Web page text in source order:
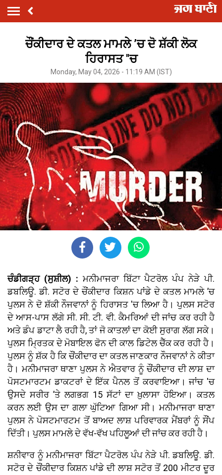
ਚੌਂਕੀਦਾਰ ਦੇ ਕਤਲ ਮਾਮਲੇ ’ਚ ਦੋ ਸ਼ੱਕੀ ਲੋਕ
ਹਿਰਾਸਤ ''ਚ
Monday, May 04, 2026 - 11:19 AM (IST)
ਚੰਡੀਗੜ੍ਹ (ਸੁਸ਼ੀਲ) : ਮਨੀਮਾਜਰਾ ਬਿੱਟਾ ਪੈਟਰੋਲ ਪੰਪ ਨੇੜੇ ਪੀ.
ਡਬਲਿਊ. ਡੀ. ਸਟੋਰ ਦੇ ਚੌਂਕੀਦਾਰ ਕਿਸ਼ਨ ਪਾਂਡੇ ਦੇ ਕਤਲ ਮਾਮਲੇ ’ਚ
ਪੁਲਸ ਨੇ ਦੋ ਸ਼ੱਕੀ ਨੌਜਵਾਨਾਂ ਨੂੰ ਹਿਰਾਸਤ 'ਚ ਲਿਆ ਹੈ। ਪੁਲਸ ਸਟੋਰ
ਦੇ ਆਸ-ਪਾਸ ਲੱਗੇ ਸੀ. ਸੀ. ਟੀ. ਵੀ. ਕੈਮਰਿਆਂ ਦੀ ਜਾਂਚ ਕਰ ਰਹੀ ਹੈ
ਅਤੇ ਡੰਪ ਡਾਟਾ ਲੈ ਰਹੀ ਹੈ, ਤਾਂ ਜੋ ਕਾਤਲਾਂ ਦਾ ਕੋਈ ਸੁਰਾਗ ਲੱਗ ਸਕੇ।
ਪੁਲਸ ਮ੍ਰਿਤਕ ਦੇ ਮੋਬਾਇਲ ਫੋਨ ਦੀ ਕਾਲ ਡਿਟੇਲ ਚੈੱਕ ਕਰ ਰਹੀ ਹੈ।
ਪੁਲਸ ਨੂੰ ਸ਼ੱਕ ਹੈ ਕਿ ਚੌਂਕੀਦਾਰ ਦਾ ਕਤਲ ਜਾਣਕਾਰ ਨੌਜਵਾਨਾਂ ਨੇ ਕੀਤਾ
ਹੈ। ਮਨੀਮਾਜਰਾ ਥਾਣਾ ਪੁਲਸ ਨੇ ਐਤਵਾਰ ਨੂੰ ਚੌਂਕੀਦਾਰ ਦੀ ਲਾਸ਼ ਦਾ
ਪੋਸਟਮਾਰਟਮ ਡਾਕਟਰਾਂ ਦੇ ਇੱਕ ਪੈਨਲ ਤੋਂ ਕਰਵਾਇਆ। ਜਾਂਚ 'ਚ
ਉਸਦੇ ਸਰੀਰ ’ਤੇ ਲਗਭਗ 15 ਸੱਟਾਂ ਦਾ ਖ਼ੁਲਾਸਾ ਹੋਇਆ। ਕਤਲ
ਕਰਨ ਲਈ ਉਸ ਦਾ ਗਲਾ ਘੁੱਟਿਆ ਗਿਆ ਸੀ। ਮਨੀਮਾਜਰਾ ਥਾਣਾ
ਪੁਲਸ ਨੇ ਪੋਸਟਮਾਰਟਮ ਤੋਂ ਬਾਅਦ ਲਾਸ਼ ਪਰਿਵਾਰਕ ਮੈਂਬਰਾਂ ਨੂੰ ਸੌਂਪ
ਦਿੱਤੀ। ਪੁਲਸ ਮਾਮਲੇ ਦੇ ਵੱਖ-ਵੱਖ ਪਹਿਲੂਆਂ ਦੀ ਜਾਂਚ ਕਰ ਰਹੀ ਹੈ।
ਸ਼ਨੀਵਾਰ ਨੂੰ ਮਨੀਮਾਜਰਾ ਬਿੱਟਾ ਪੈਟਰੋਲ ਪੰਪ ਨੇੜੇ ਪੀ. ਡਬਲਿਊ. ਡੀ.
ਸਟੋਰ ਦੇ ਚੌਂਕੀਦਾਰ ਕਿਸ਼ਨ ਪਾਂਡੇ ਦੀ ਲਾਸ਼ ਸਟੋਰ ਤੋਂ 200 ਮੀਟਰ ਦੂਰ